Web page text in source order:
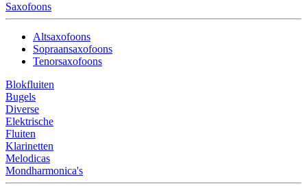
Saxofoons
Altsaxofoons
Sopraansaxofoons
Tenorsaxofoons
Blokfluiten
Bugels
Diverse
Elektrische
Fluiten
Klarinetten
Melodicas
Mondharmonica's